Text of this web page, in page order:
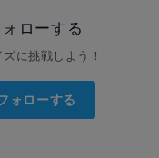
ローする
に挑戦しよう！
ォローする